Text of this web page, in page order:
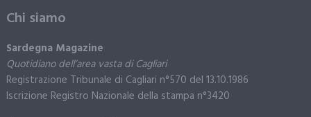
Chi siamo
Sardegna Magazine
Quotidiano dell’area vasta di Cagliari
Registrazione Tribunale di Cagliari n°570 del 13.10.1986
Iscrizione Registro Nazionale della stampa n°3420